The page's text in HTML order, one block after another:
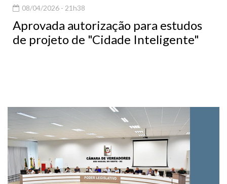
08/04/2026 - 21h38
Aprovada autorização para estudos
de projeto de "Cidade Inteligente"